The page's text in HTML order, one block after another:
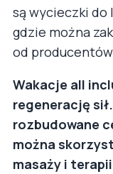
są wycieczki do
gdzie można
od
Wakacje all
regenerację
rozbudowane
można
masaży i